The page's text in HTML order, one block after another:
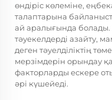
өндіріс көлеміне,
талаптарына
ай аралығында
тәуекелдерді азайту,
деген тәуелділіктің
мерзімдерін орындау
факторларды ескере
әрі күшейеді.